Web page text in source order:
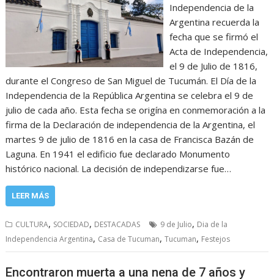
Independencia de la
Argentina recuerda la
fecha que se firmó el
Acta de Independencia,
el 9 de Julio de 1816,
durante el Congreso de San Miguel de Tucumán. El Día de la
Independencia de la República Argentina se celebra el 9 de
julio de cada año. Esta fecha se origína en conmemoración a la
firma de la Declaración de independencia de la Argentina,​ el
martes 9 de julio de 1816 en la casa de Francisca Bazán de
Laguna. En 1941 el edificio fue declarado Monumento
histórico nacional. La decisión de independizarse fue…
LEER MÁS
CULTURA, SOCIEDAD, DESTACADAS 9 de Julio, Dia de la
Independencia Argentina, Casa de Tucuman,Tucuman, Festejos
Encontraron muerta a una nena de 7 años y